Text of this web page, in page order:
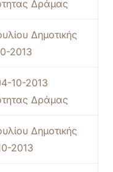
Δράμας
Δημοτικής
2013
10-2013
Δράμας
Δημοτικής
2013